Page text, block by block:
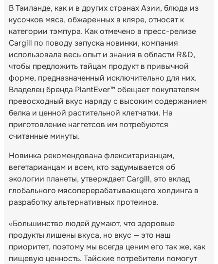
В Таиланде, как и в других странах Азии, блюда из
кусочков мяса, обжаренных в кляре, относят к
категории тэмпура. Как отмечено в пресс-релизе
Cargill по поводу запуска новинки, компания
использовала весь опыт и знания в области R&D,
чтобы предложить тайцам продукт в привычной
форме, предназначенный исключительно для них.
Владелец бренда PlantEver™ обещает покупателям
превосходный вкус наряду с высоким содержанием
белка и ценной растительной клетчатки. На
приготовление наггетсов им потребуются
считанные минуты.
Новинка рекомендована флекситарианцам,
вегетарианцам и всем, кто задумывается об
экологии планеты, утверждает Cargill, это вклад
глобального мясоперерабатывающего холдинга в
разработку альтернативных протеинов.
«Большинство людей думают, что здоровые
продукты лишены вкуса, но вкус — это наш
приоритет, поэтому мы всегда ценим его так же, как
пищевую ценность. Тайские потребители помогут